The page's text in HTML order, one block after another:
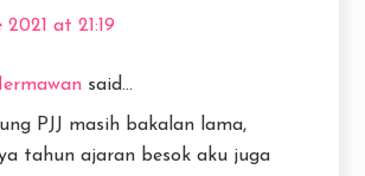
2021 at 21:19
said...
PJJ masih bakalan lama,
tahun ajaran besok aku juga